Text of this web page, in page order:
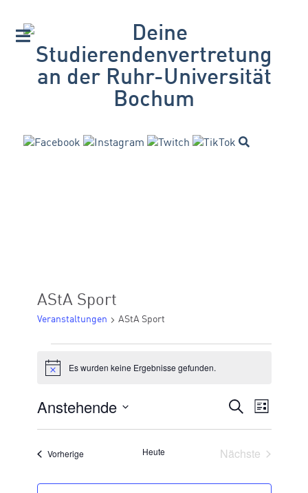
AStA Sport
Veranstaltungen AStA Sport
HinweisEs wurden keine Ergebnisse gefunden.
SUCHE
UND
Suche
Liste
Anstehende
VorherigeVeranstaltungenHeute Nächste